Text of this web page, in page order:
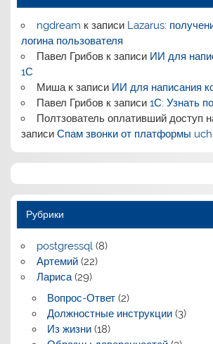
ngdream к записи Lazarus:
логина пользователя
Павел Грибовк записи ИИ для
1С
Мишак записи ИИ для написания
Павел Грибовк записи 1С: Узнать
Полтзователь оплативший доступ
записиСпам звонки от платформы
Рубрики
postgressql(8)
Артемий(22)
Лариса(29)
Вопрос-Ответ(2)
Должностные инструкции(3)
Из жизни(18)